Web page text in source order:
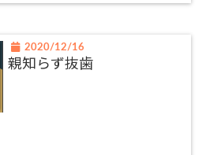
2020/12/16
親知らず抜歯